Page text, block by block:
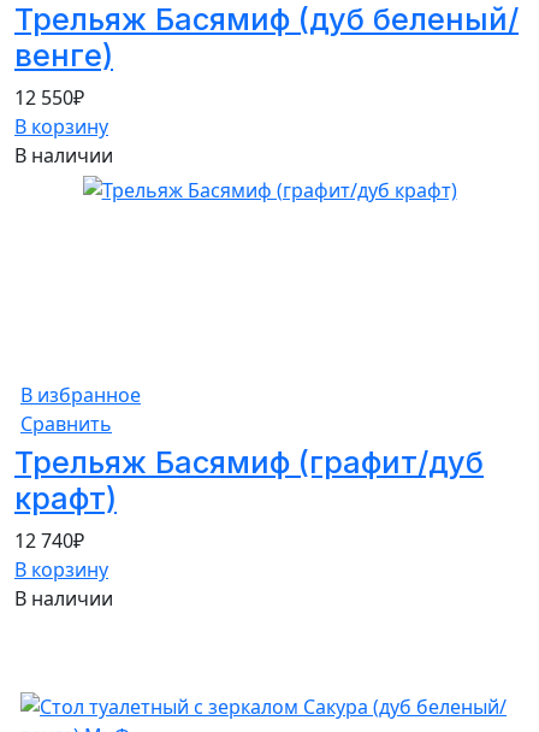
Трельяж Басямиф (дуб беленый/
венге)
12 550₽
В корзину
В наличии
В избранное
Сравнить
Трельяж Басямиф (графит/дуб
крафт)
12 740₽
В корзину
В наличии